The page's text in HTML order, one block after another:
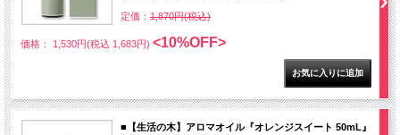
定価： 1,870円(税込)
価格： 1,530円(税込 1,683円) <10%OFF>
■【生活の木】アロマオイル『オレンジスイート 50mL』